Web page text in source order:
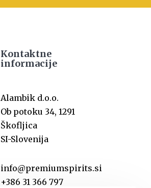
Kontaktne
informacije
Alambik d.o.o.
Ob potoku 34, 1291
Škofljica
SI-Slovenija
info@premiumspirits.si
+386 31 366 797